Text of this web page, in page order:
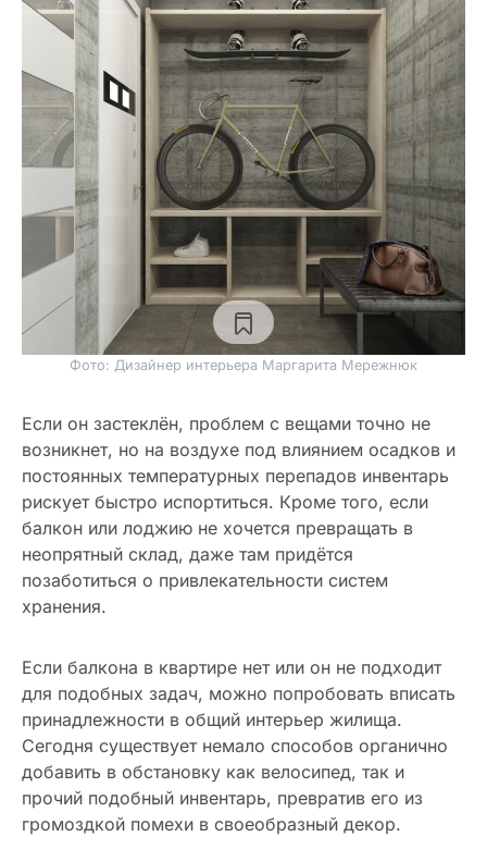
Фото: Дизайнер интерьера Маргарита Мережнюк
Если он застеклён, проблем с вещами точно не
возникнет, но на воздухе под влиянием осадков и
постоянных температурных перепадов инвентарь
рискует быстро испортиться. Кроме того, если
балкон или лоджию не хочется превращать в
неопрятный склад, даже там придётся
позаботиться о привлекательности систем
хранения.
Если балкона в квартире нет или он не подходит
для подобных задач, можно попробовать вписать
принадлежности в общий интерьер жилища.
Сегодня существует немало способов органично
добавить в обстановку как велосипед, так и
прочий подобный инвентарь, превратив его из
громоздкой помехи в своеобразный декор.